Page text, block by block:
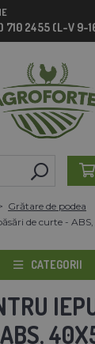
710 2455 (L-V 9-
Grătare de podea
de curte - ABS,
CATEGORII